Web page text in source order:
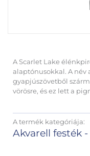
A Scarlet Lake
alaptónusokkal. A név
gyapjúszövetből
vörösre, és ez lett a
A termék kategóriája:
Akvarell festék